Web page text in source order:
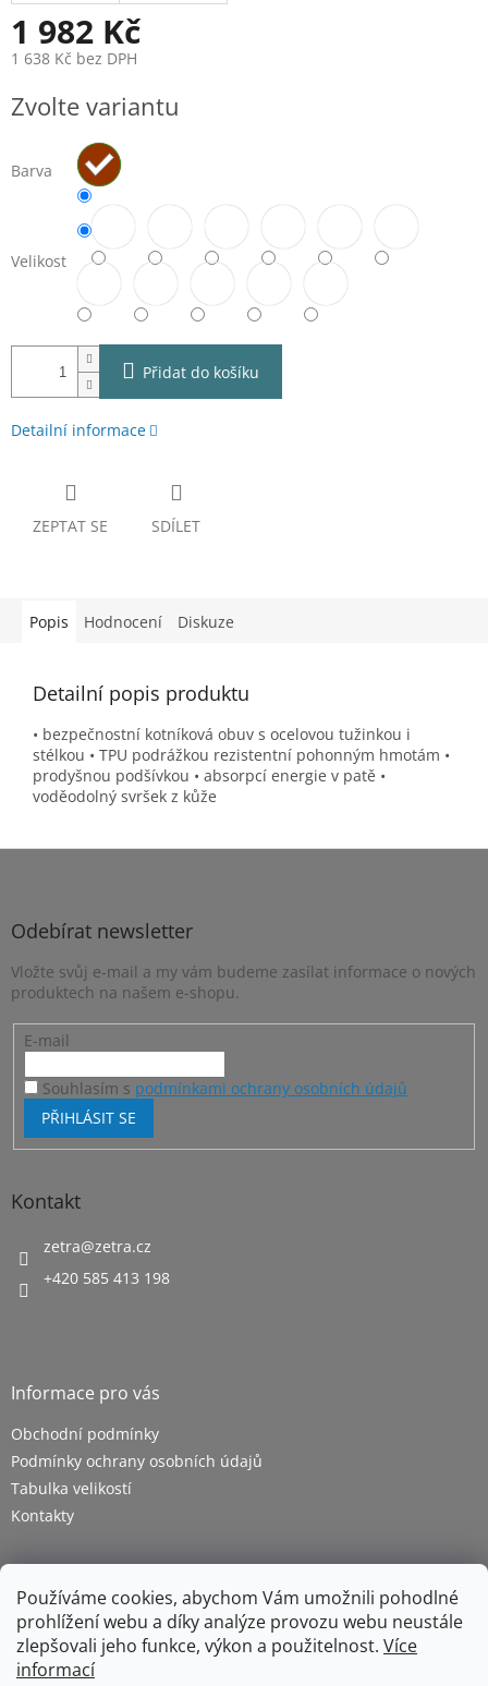
Používáme cookies, abychom Vám umožnili pohodlné
prohlížení webu a díky analýze provozu webu neustále
zlepšovali jeho funkce, výkon a použitelnost. Více
informací
1 982 Kč
1 638 Kč bez DPH
cena:
Zvolte variantu
Barva
Velikost
Přidat do košíku
Detailní informace
ZEPTAT SE SDÍLET
Popis Hodnocení Diskuze
Detailní popis produktu
• bezpečnostní kotníková obuv s ocelovou tužinkou i
stélkou • TPU podrážkou rezistentní pohonným hmotám •
prodyšnou podšívkou • absorpcí energie v patě •
voděodolný svršek z kůže
Z
Odebírat newsletter
Vložte svůj e-mail a my vám budeme zasílat informace o nových
produktech na našem e-shopu.
E-mail
Souhlasím s podmínkami ochrany osobních údajů
PŘIHLÁSIT SE
Kontakt
zetra@zetra.cz
+420 585 413 198
Informace pro vás
Obchodní podmínky
Podmínky ochrany osobních údajů
Tabulka velikostí
Kontakty